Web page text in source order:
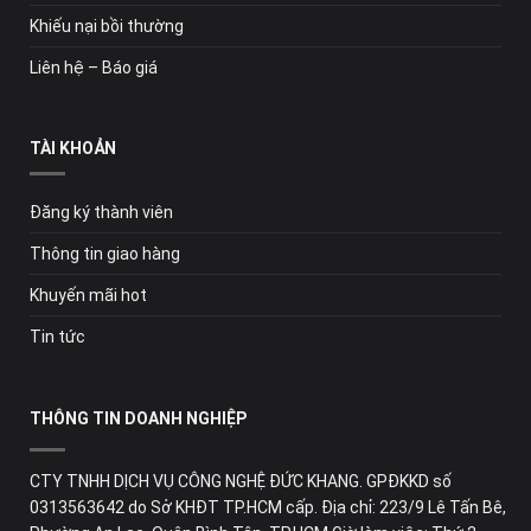
không đạt yêu cầu hay lỗi cần phải mang ngay đến các
đại lý để bảo hành, sửa chữa.
Dụng Cụ Vàng – Đại lý phân phối máy cưa
Khiếu nại bồi thường
Liên hệ – Báo giá
TÀI KHOẢN
Đăng ký thành viên
Thông tin giao hàng
Khuyến mãi hot
Tin tức
THÔNG TIN DOANH NGHIỆP
CTY TNHH DỊCH VỤ CÔNG NGHỆ ĐỨC KHANG. GPĐKKD số
0313563642 do Sở KHĐT TP.HCM cấp. Địa chỉ: 223/9 Lê Tấn Bê,